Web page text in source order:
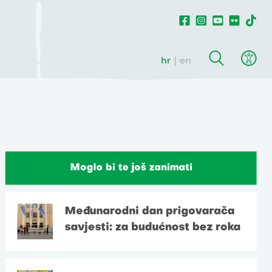
hr en
Moglo bi te još zanimati
Međunarodni dan prigovarača
savjesti: za budućnost bez roka